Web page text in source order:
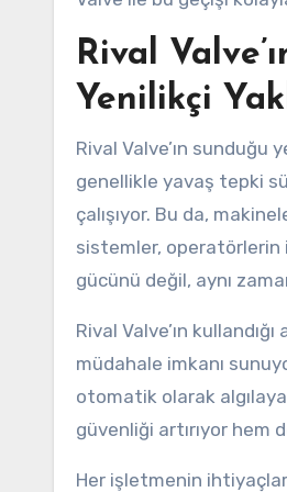
Rival
Yenilikçi
Rival Valve’ın
genellikle yavaş tepki
çalışıyor. Bu da,
sistemler, operatörlerin
gücünü değil, aynı
Rival Valve’ın
müdahale imkanı
otomatik olarak
güvenliği artırıyor hem
Her işletmenin